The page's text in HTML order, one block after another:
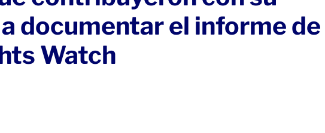
documentar el informe de
Watch